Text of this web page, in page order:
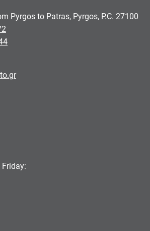
Pyrgos to Patras, Pyrgos, P.C. 27100
Friday: